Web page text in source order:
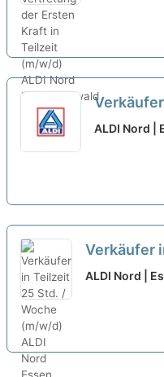
ALDI Nord |
Verkäufer
(m/w/d)
ALDI Nord |